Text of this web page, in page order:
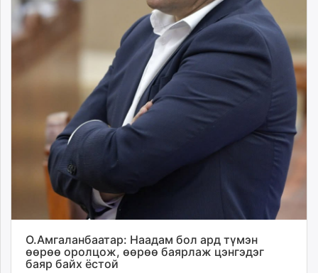
О.Амгаланбаатар: Наадам бол ард түмэн
өөрөө оролцож, өөрөө баярлаж цэнгэдэг
баяр байх ёстой